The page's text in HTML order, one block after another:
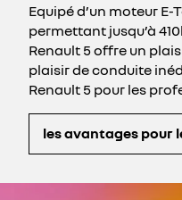
Equipé d’un moteur
permettant jusqu’à
Renault 5 offre un
plaisir de conduite
Renault 5 pour les
les avantages pour